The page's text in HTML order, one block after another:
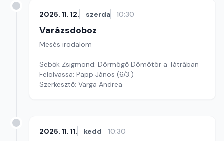
2025. 11. 12. szerda 10:30
Varázsdoboz
Mesés irodalom
Sebők Zsigmond: Dörmögő Dömötör a Tátrában
Felolvassa: Papp János (6/3.)
Szerkesztő: Varga Andrea
2025. 11. 11. kedd 10:30